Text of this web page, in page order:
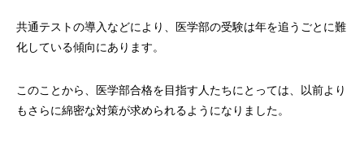
共通テストの導入などにより、医学部の受験は年を追うごとに難
化している傾向にあります。
このことから、医学部合格を目指す人たちにとっては、以前より
もさらに綿密な対策が求められるようになりました。